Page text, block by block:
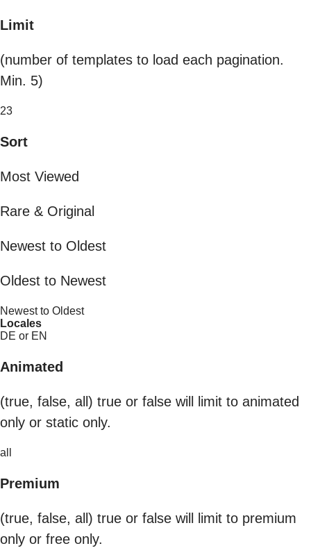
Limit
(number of templates to load each pagination.
Min. 5)
23
Sort
Most Viewed
Rare & Original
Newest to Oldest
Oldest to Newest
Newest to Oldest
Locales
DE or EN
Animated
(true, false, all) true or false will limit to animated
only or static only.
all
Premium
(true, false, all) true or false will limit to premium
only or free only.